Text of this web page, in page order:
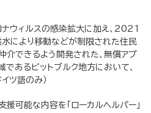
ナウィルスの感染拡大に加え、2021
により移動などが制限された住民
介できるよう開発された、無償アプ
であるビットブルク地方において、
ツ語のみ）
援可能な内容を「ローカルヘルパー」